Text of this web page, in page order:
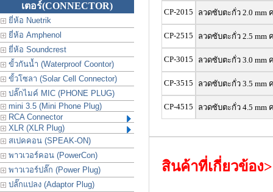
เตอร์(CONNECTOR)
ยี่ห้อ Nuetrik
ยี่ห้อ Amphenol
ยี่ห้อ Soundcrest
ขั้วกันน้ำ (Waterproof Coontor)
ขั้วโซลา (Solar Cell Connector)
ปลั๊กไมค์ MIC (PHONE PLUG)
mini 3.5 (Mini Phone Plug)
RCA Connector
XLR (XLR Plug)
สเปคคอน (SPEAK-ON)
พาวเวอร์คอน (PowerCon)
พาวเวอร์ปลั๊ก (Power Plug)
ปลั๊กแปลง (Adaptor Plug)
CP-2015 ลวดซับตะกั่ว 2.0 mm
CP-2515 ลวดซับตะกั่ว 2.5 mm
CP-3015 ลวดซับตะกั่ว 3.0 mm
CP-3515 ลวดซับตะกั่ว 3.5 mm
CP-4515 ลวดซับตะกั่ว 4.5 mm
สินค้าที่เกี่ยวข้อง